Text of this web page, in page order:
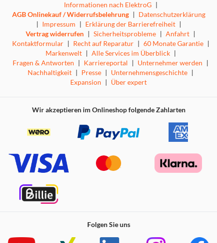
Informationen nach ElektroG |
AGB Onlinekauf / Widerrufsbelehrung | Datenschutzerklärung
| Impressum | Erklärung der Barrierefreiheit |
Vertrag widerrufen | Sicherheitsprobleme | Anfahrt |
Kontaktformular | Recht auf Reparatur | 60 Monate Garantie |
Markenwelt | Alle Services im Überblick |
Fragen & Antworten | Karriereportal | Unternehmer werden |
Nachhaltigkeit | Presse | Unternehmensgeschichte |
Expansion | Über expert
Wir akzeptieren im Onlineshop folgende Zahlarten
Folgen Sie uns